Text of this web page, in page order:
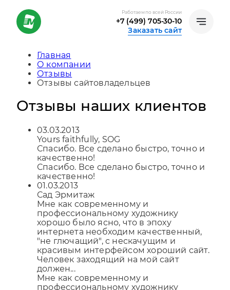
Работаем по всей России
+7 (499) 705-30-10
Заказать сайт
Главная
О компании
Отзывы
Отзывы сайтовладельцев
Отзывы наших клиентов
03.03.2013
Yours faithfully, SOG
Спасибо. Все сделано быстро, точно и
качественно!
Спасибо. Все сделано быстро, точно и
качественно!
01.03.2013
Сад Эрмитаж
Мне как современному и
профессиональному художнику
хорошо было ясно, что в эпоху
интернета необходим качественный,
"не глючащий", с нескачущим и
красивым интерфейсом хороший сайт.
Человек заходящий на мой сайт
должен...
Мне как современному и
профессиональному художнику